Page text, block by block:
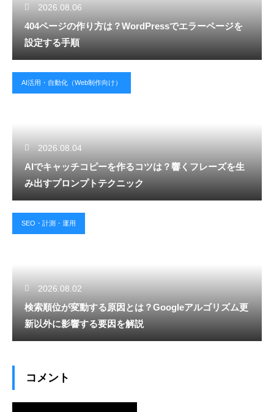
2026.08.06
404ページの作り方は？WordPressでエラーページを
設定する手順
AI活用・自動化（Web制作向け）
2026.08.04
AIでキャッチコピーを作るコツは？響くフレーズを生
み出すプロンプトテクニック
SEO・計測・運用
2026.08.02
検索順位が変動する原因とは？Googleアルゴリズム更
新以外に影響する要因を解説
コメント